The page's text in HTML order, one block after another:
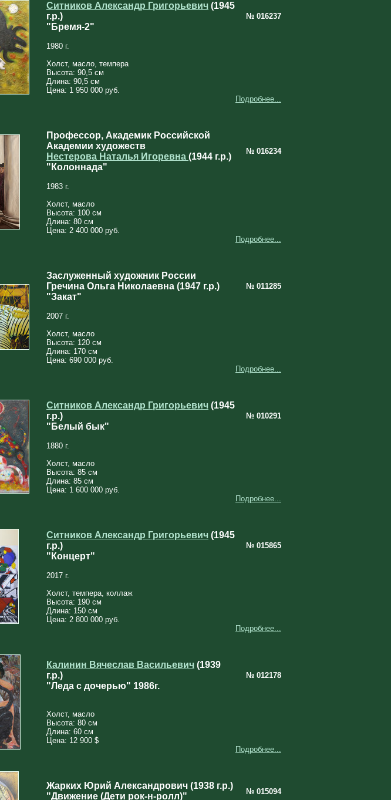
Ситников Александр Григорьевич (1945
г.р.)
"Бремя-2"
№ 016237
1980 г.
Холст, масло, темпера
Высота: 90,5 см
Длина: 90,5 см
Цена: 1 950 000 руб.
Подробнее...
Профессор, Академик Российской
Академии художеств
Нестерова Наталья Игоревна (1944 г.р.)
"Колоннада"
№ 016234
1983 г.
Холст, масло
Высота: 100 см
Длина: 80 см
Цена: 2 400 000 руб.
Подробнее...
Заслуженный художник России
Гречина Ольга Николаевна (1947 г.р.)
"Закат"
№ 011285
2007 г.
Холст, масло
Высота: 120 см
Длина: 170 см
Цена: 690 000 руб.
Подробнее...
Ситников Александр Григорьевич (1945
г.р.)
"Белый бык"
№ 010291
1880 г.
Холст, масло
Высота: 85 см
Длина: 85 см
Цена: 1 600 000 руб.
Подробнее...
Ситников Александр Григорьевич (1945
г.р.)
"Концерт"
№ 015865
2017 г.
Холст, темпера, коллаж
Высота: 190 см
Длина: 150 см
Цена: 2 800 000 руб.
Подробнее...
Калинин Вячеслав Васильевич (1939
г.р.)
"Леда с дочерью" 1986г.
№ 012178
Холст, масло
Высота: 80 см
Длина: 60 см
Цена: 12 900 $
Подробнее...
Жарких Юрий Александрович (1938 г.р.)
"Движение (Дети рок-н-ролл)"
№ 015094